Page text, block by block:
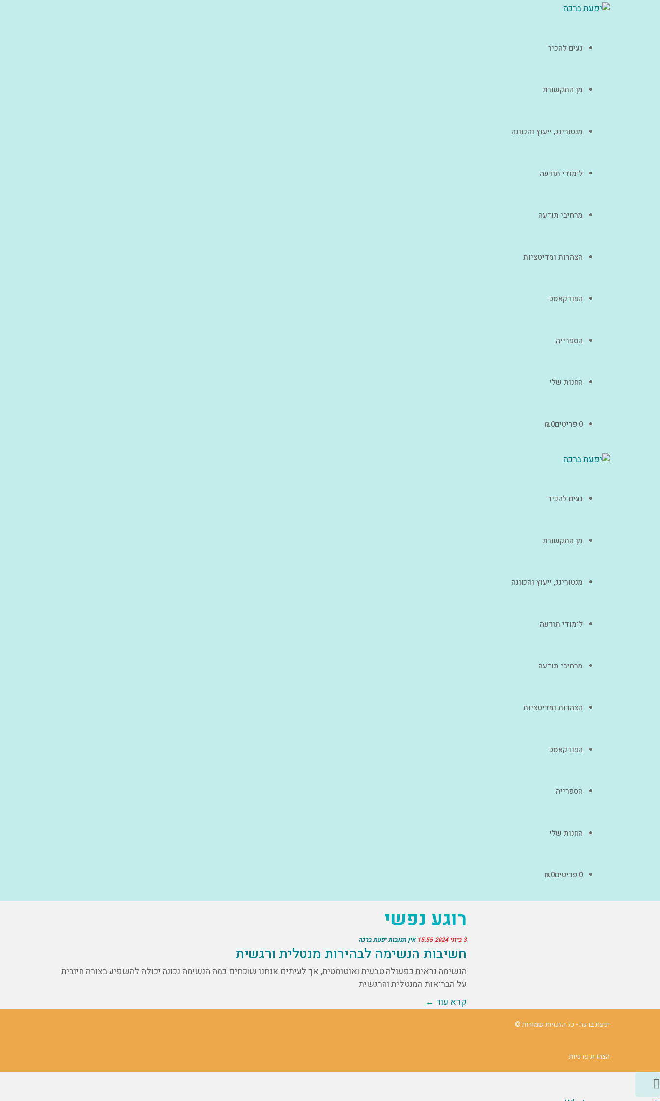
נעים להכיר
מן התקשורת
מנטורינג, ייעוץ והכוונה
לימודי תודעה
מרחיבי תודעה
הצהרות ומדיטציות
הפודקאסט
הספרייה
החנות שלי
0 פריטים ₪0
נעים להכיר
מן התקשורת
מנטורינג, ייעוץ והכוונה
לימודי תודעה
מרחיבי תודעה
הצהרות ומדיטציות
הפודקאסט
הספרייה
החנות שלי
0 פריטים ₪0
רוגע נפשי
3 ביוני 2024 15:55 אין תגובות יפעת ברכה
חשיבות הנשימה לבהירות מנטלית ורגשית
הנשימה נראית כפעולה טבעית ואוטומטית, אך לעיתים אנחנו שוכחים כמה הנשימה נכונה יכולה להשפיע בצורה חיובית
על הבריאות המנטלית והרגשית
קרא עוד ←
יפעת ברכה - כל הזכויות שמורות ©
הצהרת פרטיות